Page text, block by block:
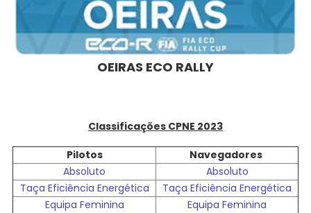
OEIRAS ECO RALLY
Classificações CPNE 2023
Pilotos
Navegadores
Absoluto
Absoluto
Taça Eficiência Energética
Taça Eficiência Energética
Equipa Feminina
Equipa Feminina